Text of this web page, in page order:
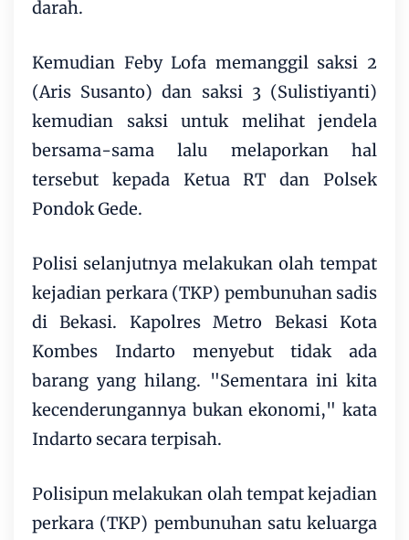
darah.
Kemudian Feby Lofa memanggil saksi 2
(Aris Susanto) dan saksi 3 (Sulistiyanti)
kemudian saksi untuk melihat jendela
bersama-sama lalu melaporkan hal
tersebut kepada Ketua RT dan Polsek
Pondok Gede.
Polisi selanjutnya melakukan olah tempat
kejadian perkara (TKP) pembunuhan sadis
di Bekasi. Kapolres Metro Bekasi Kota
Kombes Indarto menyebut tidak ada
barang yang hilang. "Sementara ini kita
kecenderungannya bukan ekonomi," kata
Indarto secara terpisah.
Polisipun melakukan olah tempat kejadian
perkara (TKP) pembunuhan satu keluarga